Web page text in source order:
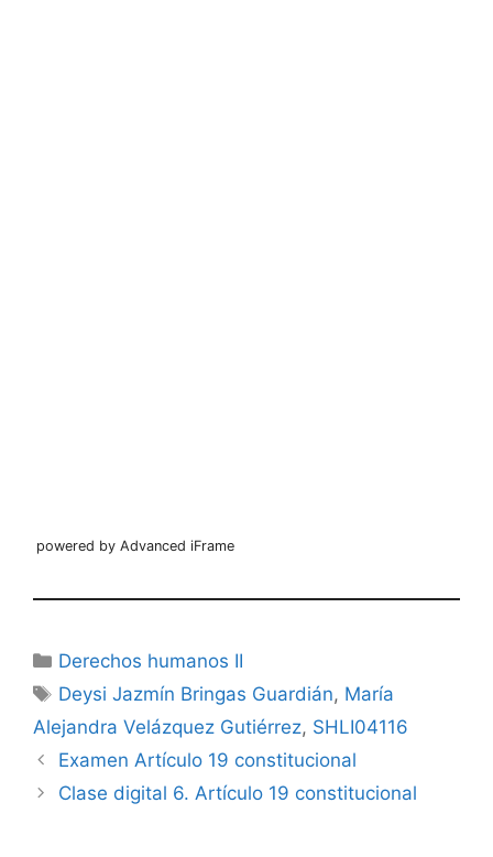
powered by Advanced iFrame
Categorías
Derechos humanos II
Etiquetas
Deysi Jazmín Bringas Guardián, María
Alejandra Velázquez Gutiérrez, SHLI04116
Examen Artículo 19 constitucional
Clase digital 6. Artículo 19 constitucional